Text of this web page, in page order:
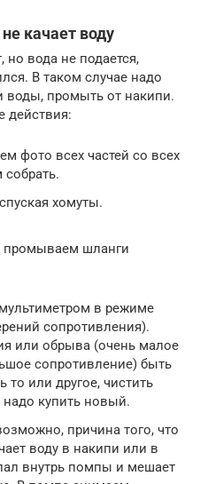
качает воду
но вода не подается,
В таком случае надо
воды, промыть от накипи.
фото всех частей со всех
хомуты.
промываем шланги
в режиме
сопротивления).
или обрыва (очень малое
сопротивление) быть
то или другое, чистить
купить новый.
причина того, что
воду в накипи или в
внутрь помпы и мешает